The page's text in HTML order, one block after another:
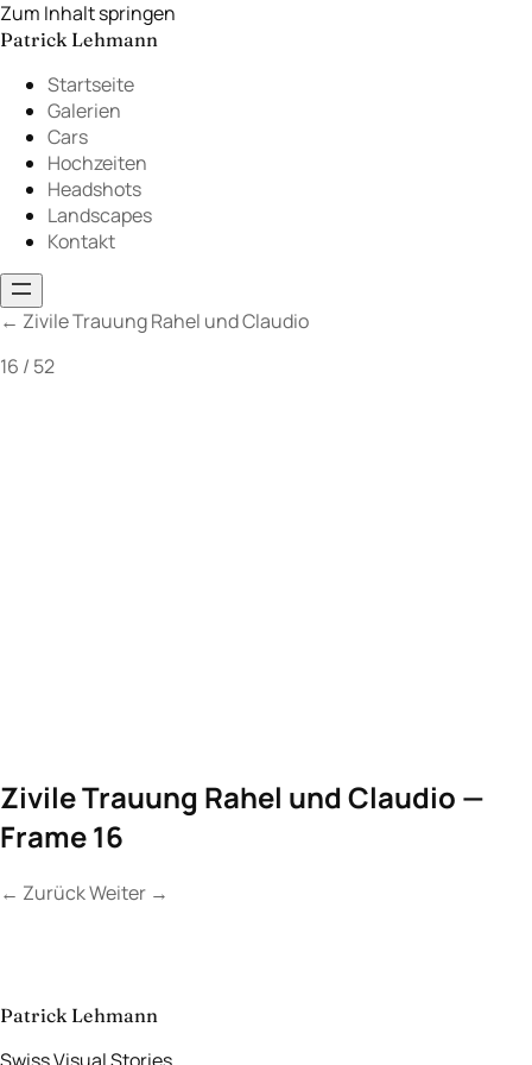
Zum Inhalt springen
Patrick Lehmann
Startseite
Galerien
Cars
Hochzeiten
Headshots
Landscapes
Kontakt
← Zivile Trauung Rahel und Claudio
16 / 52
Zivile Trauung Rahel und Claudio —
Frame 16
← ZurückWeiter →
aufnehmen→
Patrick Lehmann